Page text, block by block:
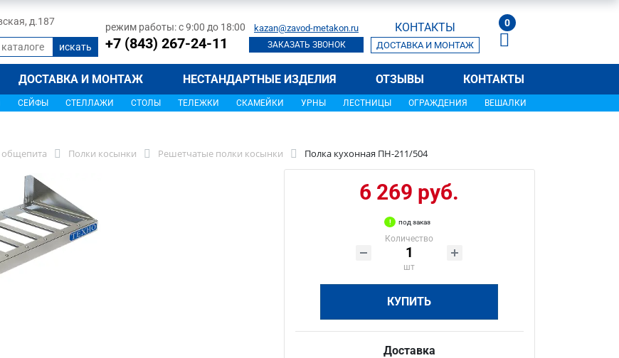
д.187 режим работы: с 9:00 до 18:00
+7 (843) 267-24-11
kazan@zavod-metakon.ru
ЗАКАЗАТЬ ЗВОНОК
КОНТАКТЫ
ДОСТАВКА И МОНТАЖ
0
ДОСТАВКА И МОНТАЖ НЕСТАНДАРТНЫЕ ИЗДЕЛИЯ ОТЗЫВЫ КОНТАКТЫ
СЕЙФЫ СТЕЛЛАЖИ СТОЛЫ ТЕЛЕЖКИ СКАМЕЙКИ УРНЫ ЛЕСТНИЦЫ ОГРАЖДЕНИЯ ВЕШАЛКИ
общепита Полки косынки Решетчатые полки косынки Полка кухонная ПН-211/504
6 269 руб.
под заказ
Количество
шт
КУПИТЬ
Доставка